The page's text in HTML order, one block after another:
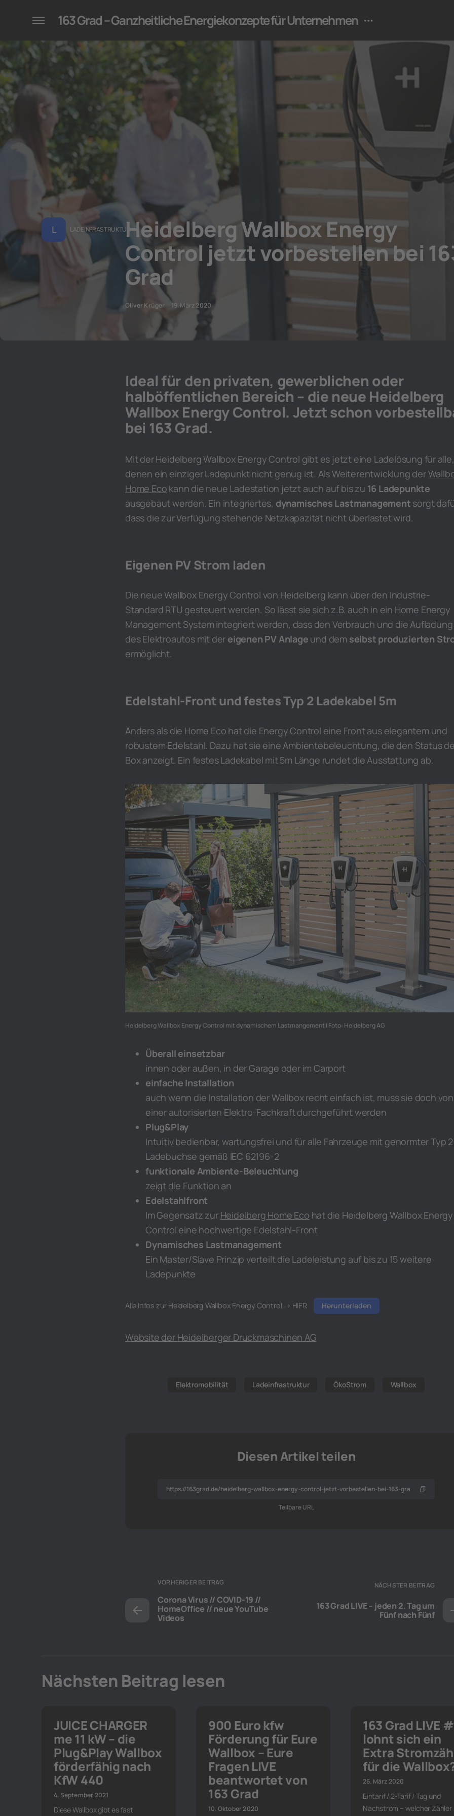
für Unternehmen
163 Grad – Ganzheitliche Energiekonzepte für Unternehmen
L LADEINFRASTRUKTURHeidelberg Wallbox Energy
Control jetzt vorbestellen bei
Grad
Oliver Krüger 19. März 2020
Ideal für den privaten, gewerblichen oder
halböffentlichen Bereich – die neue Heidelberg
Wallbox Energy Control. Jetzt schon
bei 163 Grad.
Mit der Heidelberg Wallbox Energy Control gibt es jetzt eine Ladelösung für alle,
denen ein einziger Ladepunkt nicht genug ist. Als Weiterentwicklung der
Home Eco kann die neue Ladestation jetzt auch auf bis zu 16 Ladepunkte
ausgebaut werden. Ein integriertes, dynamisches Lastmanagement sorgt
dass die zur Verfügung stehende Netzkapazität nicht überlastet wird.
Eigenen PV Strom laden
Die neue Wallbox Energy Control von Heidelberg kann über den Industrie-
Standard RTU gesteuert werden. So lässt sie sich z.B. auch in ein Home Energy
Management System integriert werden, dass den Verbrauch und die Aufladung
des Elektroautos mit der eigenen PV Anlage und dem selbst produzierten
ermöglicht.
Edelstahl-Front und festes Typ 2 Ladekabel 5m
Anders als die Home Eco hat die Energy Control eine Front aus elegantem und
robustem Edelstahl. Dazu hat sie eine Ambientebeleuchtung, die den Status
Box anzeigt. Ein festes Ladekabel mit 5m Länge rundet die Ausstattung ab.
Heidelberg Wallbox Energy Control mit dynamischem Lastmangement | Foto: Heidelberg AG
Überall einsetzbar
innen oder außen, in der Garage oder im Carport
einfache Installation
auch wenn die Installation der Wallbox recht einfach ist, muss sie doch von
einer autorisierten Elektro-Fachkraft durchgeführt werden
Plug&Play
Intuitiv bedienbar, wartungsfrei und für alle Fahrzeuge mit genormter Typ 2
Ladebuchse gemäß IEC 62196-2
funktionale Ambiente-Beleuchtung
zeigt die Funktion an
Edelstahlfront
Im Gegensatz zur Heidelberg Home Eco hat die Heidelberg Wallbox Energy
Control eine hochwertige Edelstahl-Front
Dynamisches Lastmanagement
Ein Master/Slave Prinzip verteilt die Ladeleistung auf bis zu 15 weitere
Ladepunkte
Alle Infos zur Heidelberg Wallbox Energy Control -> HIER Herunterladen
Website der Heidelberger Druckmaschinen AG
Elektromobilität Ladeinfrastruktur ÖkoStrom Wallbox
Diesen Artikel teilen
Teilbare URL
VORHERIGER BEITRAG
Corona Virus // COVID-19 //
HomeOffice // neue YouTube
Videos
NÄCHSTER BEITRAG
163 Grad LIVE – jeden 2. Tag um
Fünf nach Fünf
Nächsten Beitrag lesen
JUICE CHARGER
me 11 kW – die
Plug&Play Wallbox
förderfähig nach
KfW 440
4. September 2021
Diese Wallbox gibt es fast
900 Euro kfw
Förderung für Eure
Wallbox – Eure
Fragen LIVE
beantwortet von
163 Grad
10. Oktober 2020
163 Grad LIVE
lohnt sich ein
Extra
für die
26. März 2020
Eintarif / 2-Tarif / Tag und
Nachstrom – welcher Zähler